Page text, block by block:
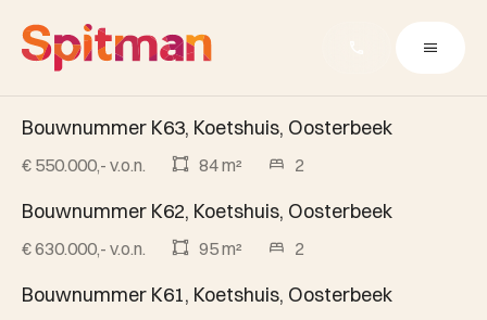
Beschikbaar
Bouwnummer K63, Koetshuis, Oosterbeek
€ 550.000,- v.o.n. 84 m² 2
Beschikbaar
Bouwnummer K62, Koetshuis, Oosterbeek
€ 630.000,- v.o.n. 95 m² 2
Beschikbaar
Bouwnummer K61, Koetshuis, Oosterbeek